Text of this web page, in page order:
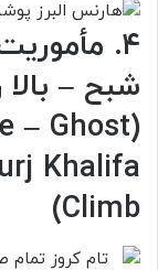
۴.
شبح –
– Ghost
Khalifa
Climb)